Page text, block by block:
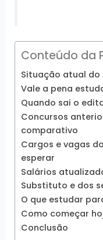
Conteúdo da
Situação atual do
Vale a pena
Quando sai o
Concursos
comparativo
Cargos e vagas
esperar
Salários
Substituto e dos
O que estudar
Como começar
Conclusão